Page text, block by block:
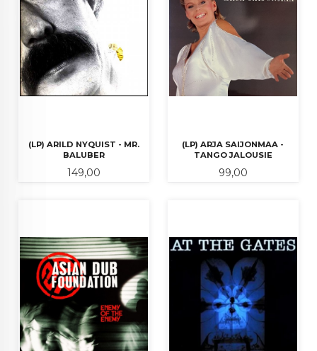
(LP) ARILD NYQUIST - MR.
BALUBER
Pris
149,00
(LP) ARJA SAIJONMAA -
TANGO JALOUSIE
Pris
99,00